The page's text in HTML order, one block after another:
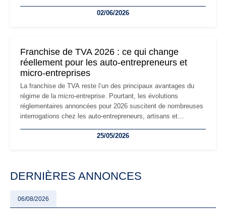
les auto-entrepreneurs devront s'adapter à un environnement
02/06/2026
Franchise de TVA 2026 : ce qui change
réellement pour les auto-entrepreneurs et
micro-entreprises
La franchise de TVA reste l’un des principaux avantages du
régime de la micro-entreprise. Pourtant, les évolutions
réglementaires annoncées pour 2026 suscitent de nombreuses
interrogations chez les auto-entrepreneurs, artisans et
facturation ou risque de bascule vers la TVA : les règles
25/05/2026
DERNIÈRES ANNONCES
06/08/2026